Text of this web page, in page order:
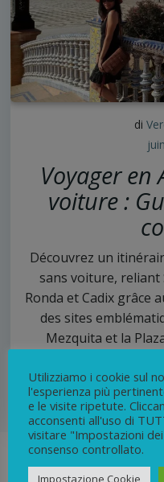
di
Voyager en
voiture :
Découvrez un
sans voiture, reliant
Ronda et Cadix grâce
des sites
Mezquita et la
0
Utilizziamo i cookie sul
l'esperienza più
e le visite ripetute.
acconsenti all'uso di
visitare "Impostazioni
consenso controllato.
Impostazione Cookie